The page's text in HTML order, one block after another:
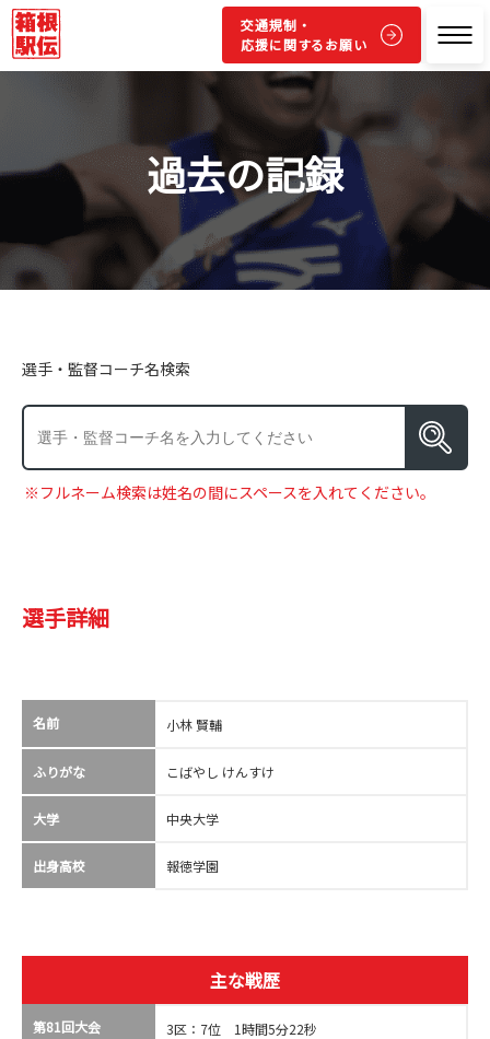
交通規制・
応援に関するお願い
過去の記録
選手・監督コーチ名検索
※フルネーム検索は姓名の間にスペースを入れてください。
選手詳細
名前 小林 賢輔
ふりがな こばやし けんすけ
大学 中央大学
出身高校 報徳学園
主な戦歴
第81回大会 3区：7位 1時間5分22秒